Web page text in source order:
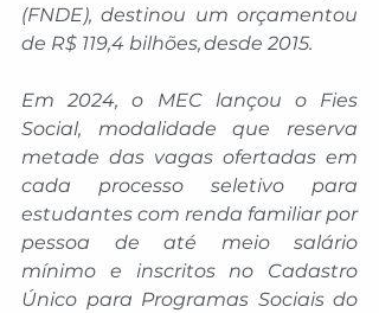
(FNDE), destinou um orçamentou
de R$ 119,4 bilhões, desde 2015.
Em 2024, o MEC lançou o Fies
Social, modalidade que reserva
metade das vagas ofertadas em
cada processo seletivo para
estudantes com renda familiar por
pessoa de até meio salário
mínimo e inscritos no Cadastro
Único para Programas Sociais do